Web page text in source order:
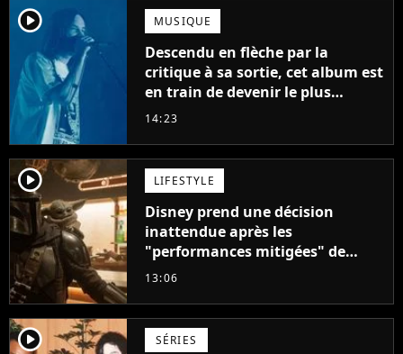
player2 MUSIQUE
Descendu en flèche par la
critique à sa sortie, cet album est
en train de devenir le plus
populaire de son auteur
14:23
player2 LIFESTYLE
Disney prend une décision
inattendue après les
"performances mitigées" de
Vaiana et The Mandalorian &
13:06
player2 SÉRIES